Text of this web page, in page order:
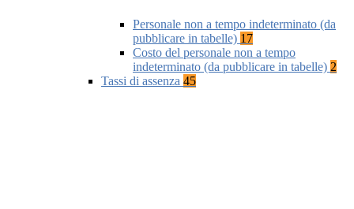
Personale non a tempo indeterminato (da
pubblicare in tabelle) 17
Costo del personale non a tempo
indeterminato (da pubblicare in tabelle) 2
Tassi di assenza 45